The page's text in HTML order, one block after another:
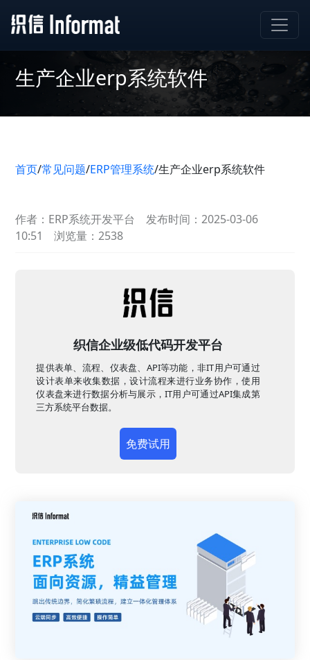
生产企业erp系统软件
首页/常见问题/ERP管理系统/生产企业erp系统软件
作者：ERP系统开发平台
发布时间：2025-03-06
10:51
浏览量：2538
织信企业级低代码开发平台
提供表单、流程、仪表盘、API等功能，非IT用户可通过
设计表单来收集数据，设计流程来进行业务协作，使用
仪表盘来进行数据分析与展示，IT用户可通过API集成第
三方系统平台数据。
免费试用